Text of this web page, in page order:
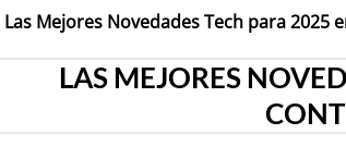
Las Mejores Novedades Tech para 2025
LAS MEJORES